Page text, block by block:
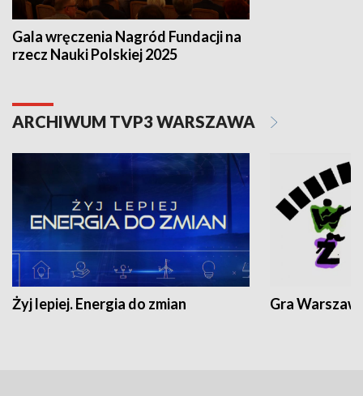
Gala wręczenia Nagród Fundacji na
rzecz Nauki Polskiej 2025
ARCHIWUM TVP3 WARSZAWA
Żyj lepiej. Energia do zmian Gra